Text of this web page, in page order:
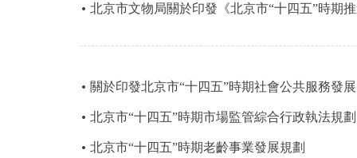
市領導
決策公開
政務服務
北京市文物局關於印發《北京市“十四五”時期
關於印發北京市“十四五”時期社會公共服務發
北京市“十四五”時期市場監管綜合行政執法規劃
北京市“十四五”時期老齡事業發展規劃